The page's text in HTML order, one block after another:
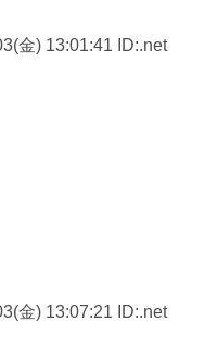
金) 13:01:41 ID:.net
金) 13:07:21 ID:.net